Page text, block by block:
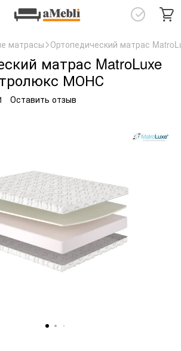
матрасы Ортопедический матрас
матрас MatroLuxe
МОНС
Оставить отзыв